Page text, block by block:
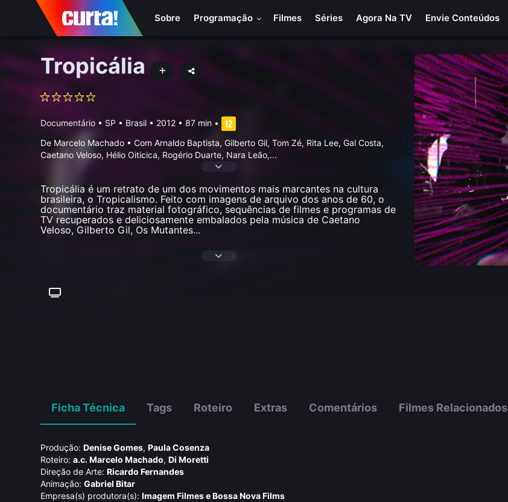
Sobre Programação Filmes Séries Agora Na TV Envie Conteúdos
Tropicália
Documentário • SP • Brasil • 2012 • 87 min •
De Marcelo Machado • Com Arnaldo Baptista, Gilberto Gil, Tom Zé, Rita Lee, Gal Costa,
Caetano Veloso, Hélio Oiticica, Rogério Duarte, Nara Leão,...
Tropicália é um retrato de um dos movimentos mais marcantes na cultura
brasileira, o Tropicalismo. Feito com imagens de arquivo dos anos de 60, o
documentário traz material fotográfico, sequências de filmes e programas de
TV recuperados e deliciosamente embalados pela música de Caetano
Veloso, Gilberto Gil, Os Mutantes...
Ficha Técnica Tags Roteiro Extras Comentários Filmes Relacionados
Produção: Denise Gomes,Paula Cosenza
Roteiro: a.c. Marcelo Machado,Di Moretti
Direção de Arte: Ricardo Fernandes
Animação: Gabriel Bitar
Empresa(s) produtora(s): Imagem Filmes e Bossa Nova Films